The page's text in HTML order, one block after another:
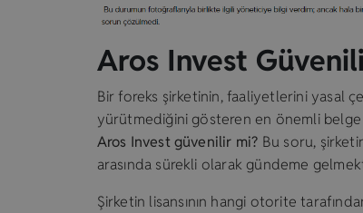
Aros Invest
Bir foreks şirketinin, faaliyetlerini yasal
yürütmediğini gösteren en önemli belge
Aros Invest güvenilir mi? Bu soru,
arasında sürekli olarak gündeme
Şirketin lisansının hangi otorite